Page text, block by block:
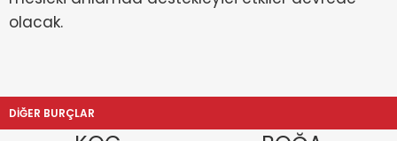
olacak.
DİĞER BURÇLAR